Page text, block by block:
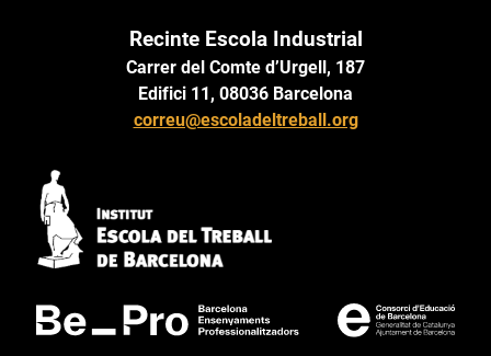
Recinte Escola Industrial
Carrer del Comte d’Urgell, 187
Edifici 11, 08036 Barcelona
correu@escoladeltreball.org